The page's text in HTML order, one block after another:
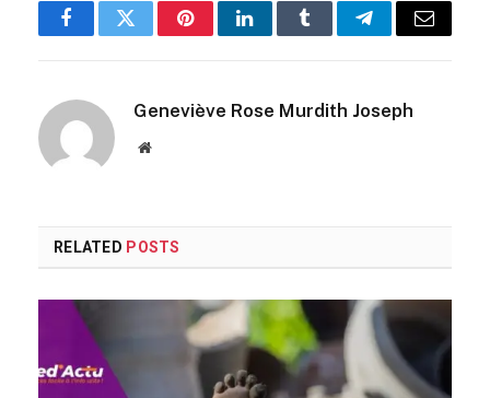
FacebookTwitterPinterestLinkedInTumblrTelegramEmail
Geneviève Rose Murdith Joseph
Website
RELATED POSTS